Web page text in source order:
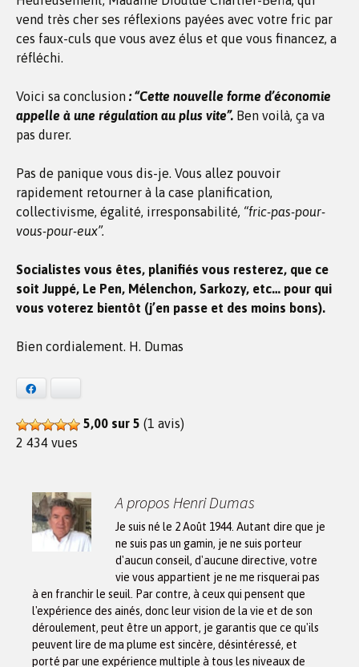
vend très cher ses réflexions payées avec votre fric par
ces faux-culs que vous avez élus et que vous financez, a
réfléchi.
Voici sa conclusion : “Cette nouvelle forme d’économie
appelle à une régulation au plus vite”. Ben voilà, ça va
pas durer.
Pas de panique vous dis-je. Vous allez pouvoir
rapidement retourner à la case planification,
collectivisme, égalité, irresponsabilité, “fric-pas-pour-
vous-pour-eux”.
Socialistes vous êtes, planifiés vous resterez, que ce
soit Juppé, Le Pen, Mélenchon, Sarkozy, etc… pour qui
vous voterez bientôt (j’en passe et des moins bons).
Bien cordialement. H. Dumas
5,00 sur 5 (1 avis)
2 434 vues
A propos Henri Dumas
Je suis né le 2 Août 1944. Autant dire que je
ne suis pas un gamin, je ne suis porteur
d'aucun conseil, d'aucune directive, votre
vie vous appartient je ne me risquerai pas
à en franchir le seuil. Par contre, à ceux qui pensent que
l'expérience des ainés, donc leur vision de la vie et de son
déroulement, peut être un apport, je garantis que ce qu'ils
peuvent lire de ma plume est sincère, désintéressé, et
porté par une expérience multiple à tous les niveaux de